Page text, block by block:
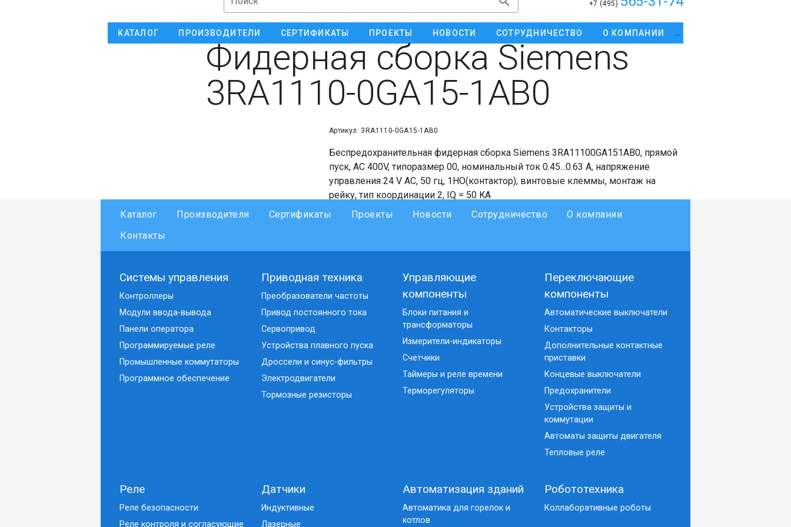
+7 (495)
КАТАЛОГ ПРОИЗВОДИТЕЛИ СЕРТИФИКАТЫ ПРОЕКТЫ НОВОСТИ СОТРУДНИЧЕСТВО О КОМПАНИИ
Фидерная сборка Siemens
3RA1110-0GA15-1AB0
Артикул: 3RA1110-0GA15-1AB0
Беспредохранительная фидерная сборка Siemens 3RA11100GA151AB0, прямой
пуск, AC 400V, типоразмер 00, номинальный ток 0.45...0.63 A, напряжение
управления 24 V AC, 50 гц, 1НО(контактор), винтовые клеммы, монтаж на
рейку, тип координации 2, IQ = 50 KA
Каталог
Производители Сертификаты Проекты Новости Сотрудничество
О компании
Контакты
Системы управления
Контроллеры
Модули ввода-вывода
Панели оператора
Программируемые реле
Промышленные коммутаторы
Программное обеспечение
Приводная техника
Преобразователи частоты
Привод постоянного тока
Сервопривод
Устройства плавного пуска
Дроссели и синус-фильтры
Электродвигатели
Тормозные резисторы
Управляющие
компоненты
Блоки питания и
трансформаторы
Измерители-индикаторы
Счетчики
Таймеры и реле времени
Терморегуляторы
Переключающие
компоненты
Автоматические выключатели
Контакторы
Дополнительные контактные
приставки
Концевые выключатели
Предохранители
Устройства защиты и
коммутации
Автоматы защиты двигателя
Тепловые реле
Реле
Реле безопасности
Реле контроля и согласующие
Датчики
Индуктивные
Лазерные
Автоматизация зданий
Автоматика для горелок и
котлов
Робототехника
Коллаборативные роботы